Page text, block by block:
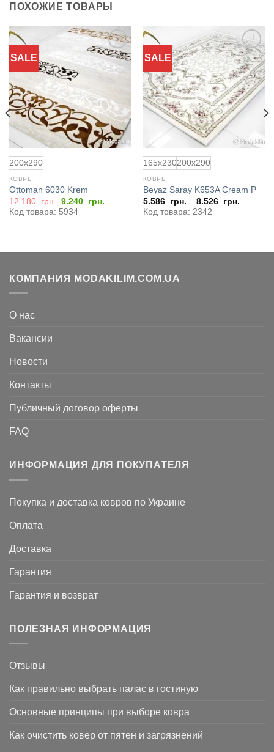
ПОХОЖИЕ ТОВАРЫ
SALE
Добавить
в
избранное
200x290
КОВРЫ
Ottoman 6030 Krem
12.180грн. Первоначальная
цена
составляла
9.240 грн.
Код товара: 5934
SALE
Добавить
в
избранное
165x230200x290
КОВРЫ
Beyaz Saray K653A Cream P
5.586 грн. – 8.526 грн.
Код товара: 2342
КОМПАНИЯ MODAKILIM.COM.UA
О нас
Вакансии
Новости
Контакты
Публичный договор оферты
FAQ
ИНФОРМАЦИЯ ДЛЯ ПОКУПАТЕЛЯ
Покупка и доставка ковров по Украине
Оплата
Доставка
Гарантия
Гарантия и возврат
ПОЛЕЗНАЯ ИНФОРМАЦИЯ
Отзывы
Как правильно выбрать палас в гостиную
Основные принципы при выборе ковра
Как очистить ковер от пятен и загрязнений